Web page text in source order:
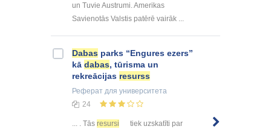
un Tuvie Austrumi. Amerikas
Savienotās Valstis patērē vairāk ...
Dabas parks “Engures ezers”
kā dabas, tūrisma un
rekreācijas resurss
Реферат для университета
24
... . Tās resursi
tiek uzskatīti par